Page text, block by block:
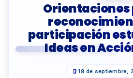
Orientaciones
participación
Ideas en
19 de septiembre,